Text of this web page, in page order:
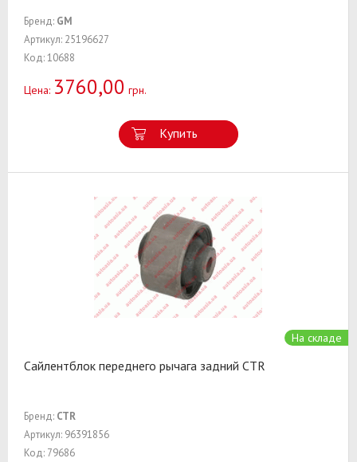
Бренд: GM
Артикул: 25196627
Код: 10688
Цена: 3760,00 грн.
Купить
На складе
Сайлентблок переднего рычага задний CTR
Бренд: CTR
Артикул: 96391856
Код: 79686